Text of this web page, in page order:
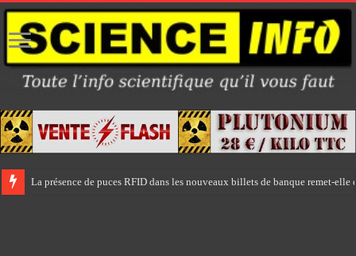
La présence de puces RFID dans les nouveaux billets de banque remet-